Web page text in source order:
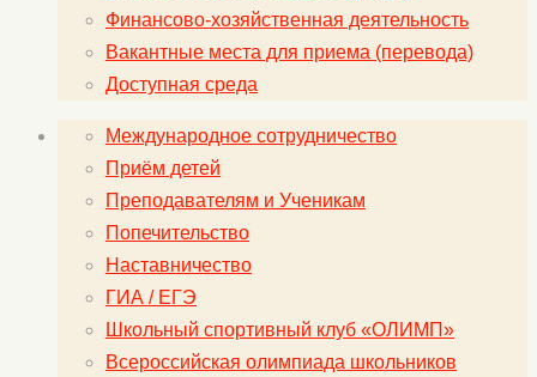
Финансово-хозяйственная деятельность
Вакантные места для приема (перевода)
Доступная среда
Международное сотрудничество
Приём детей
Преподавателям и Ученикам
Попечительство
Наставничество
ГИА / ЕГЭ
Школьный спортивный клуб «ОЛИМП»
Всероссийская олимпиада школьников